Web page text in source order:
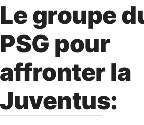
Le groupe
PSG pour
affronter la
Juventus: